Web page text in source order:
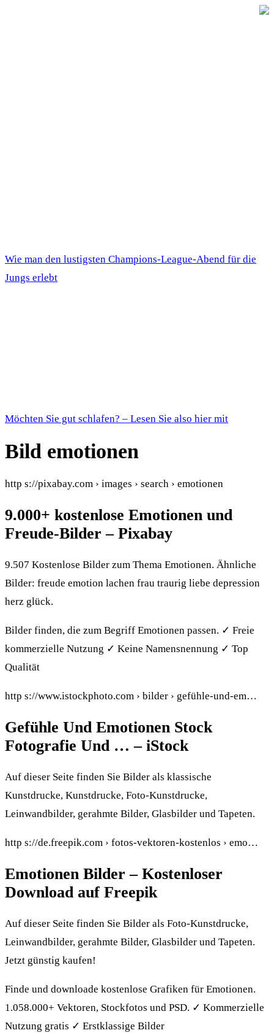
Wie man den lustigsten Champions-League-Abend für die
Jungs erlebt
Möchten Sie gut schlafen? – Lesen Sie also hier mit
Bild emotionen
http s://pixabay.com › images › search › emotionen
9.000+ kostenlose Emotionen und
Freude-Bilder – Pixabay
9.507 Kostenlose Bilder zum Thema Emotionen. Ähnliche
Bilder: freude emotion lachen frau traurig liebe depression
herz glück.
Bilder finden, die zum Begriff Emotionen passen. ✓ Freie
kommerzielle Nutzung ✓ Keine Namensnennung ✓ Top
Qualität
http s://www.istockphoto.com › bilder › gefühle-und-em…
Gefühle Und Emotionen Stock
Fotografie Und … – iStock
Auf dieser Seite finden Sie Bilder als klassische
Kunstdrucke, Kunstdrucke, Foto-Kunstdrucke,
Leinwandbilder, gerahmte Bilder, Glasbilder und Tapeten.
http s://de.freepik.com › fotos-vektoren-kostenlos › emo…
Emotionen Bilder – Kostenloser
Download auf Freepik
Auf dieser Seite finden Sie Bilder als Foto-Kunstdrucke,
Leinwandbilder, gerahmte Bilder, Glasbilder und Tapeten.
Jetzt günstig kaufen!
Finde und downloade kostenlose Grafiken für Emotionen.
1.058.000+ Vektoren, Stockfotos und PSD. ✓ Kommerzielle
Nutzung gratis ✓ Erstklassige Bilder